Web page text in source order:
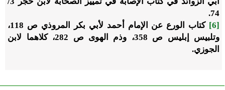
74.
[6]
كتاب الورع عن الإمام أحمد لأبي بكر المروذي ص 118،
وتلبيس إبليس ص 358، وذم الهوى ص 282، كلاهما لابن
الجوزي.